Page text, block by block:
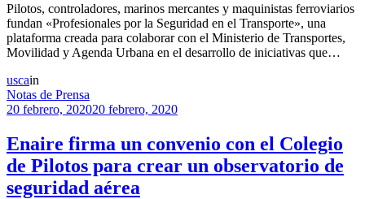
Pilotos, controladores, marinos mercantes y maquinistas ferroviarios
fundan «Profesionales por la Seguridad en el Transporte», una
plataforma creada para colaborar con el Ministerio de Transportes,
Movilidad y Agenda Urbana en el desarrollo de iniciativas que…
uscain
Notas de Prensa
20 febrero, 202020 febrero, 2020
Enaire firma un convenio con el Colegio
de Pilotos para crear un observatorio de
seguridad aérea